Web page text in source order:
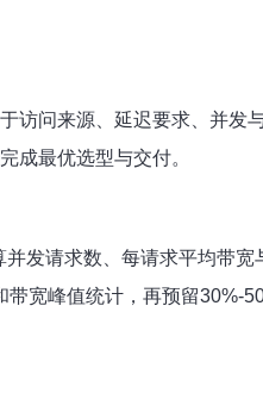
访问来源、延迟要求、并
成最优选型与交付。
发请求数、每请求平均带
宽峰值统计，再预留30%-